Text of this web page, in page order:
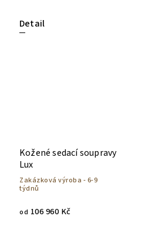
Detail
Kožené sedací soupravy
Lux
Zakázková výroba - 6-9
týdnů
od 106 960 Kč